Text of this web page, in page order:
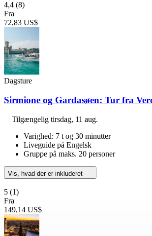
4,4 (8)
Fra
72,83 US$
Dagsture
Sirmione og Gardasøen: Tur fra
Tilgængelig tirsdag, 11 aug.
Varighed: 7 t og 30 minutter
Liveguide på Engelsk
Gruppe på maks. 20 personer
Vis, hvad der er inkluderet
5 (1)
Fra
149,14 US$